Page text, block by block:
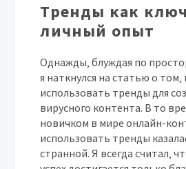
Тренды как ключ
личный опыт
Однажды‚ блуждая по
я наткнулся на статью о том‚
использовать тренды для
вирусного контента. В то
новичком в мире онлайн-
использовать тренды
странной. Я всегда считал‚